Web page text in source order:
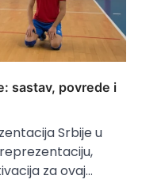
sastav, povrede i
Srbije u
za ovaj…